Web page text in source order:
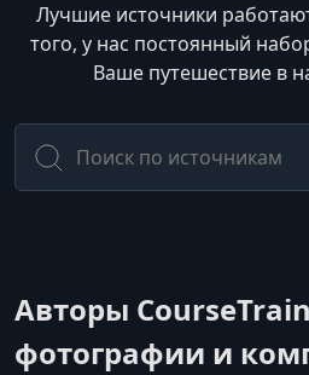
Лучшие источники
того, у нас постоянный
Ваше путешествие в
Авторы
фотографии и